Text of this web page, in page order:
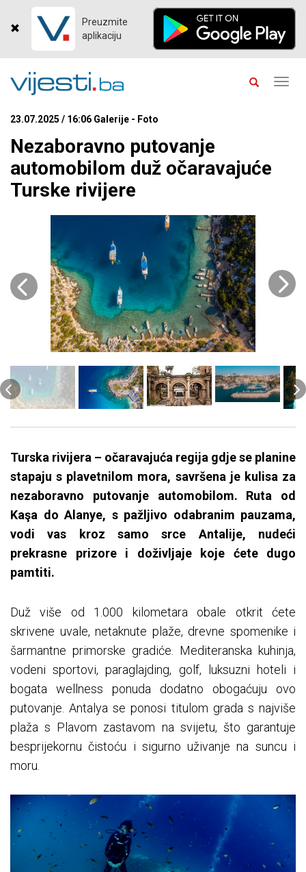
Preuzmite
aplikaciju
23.07.2025 / 16:06 Galerije - Foto
Nezaboravno putovanje
automobilom duž očaravajuće
Turske rivijere
Turska rivijera – očaravajuća regija gdje se planine
stapaju s plavetnilom mora, savršena je kulisa za
nezaboravno putovanje automobilom. Ruta od
Kaşa do Alanye, s pažljivo odabranim pauzama,
vodi vas kroz samo srce Antalije, nudeći
prekrasne prizore i doživljaje koje ćete dugo
pamtiti.
Duž više od 1.000 kilometara obale otkrit ćete
skrivene uvale, netaknute plaže, drevne spomenike i
šarmantne primorske gradiće. Mediteranska kuhinja,
vodeni sportovi, paraglajding, golf, luksuzni hoteli i
bogata wellness ponuda dodatno obogaćuju ovo
putovanje. Antalya se ponosi titulom grada s najviše
plaža s Plavom zastavom na svijetu, što garantuje
besprijekornu čistoću i sigurno uživanje na suncu i
moru.